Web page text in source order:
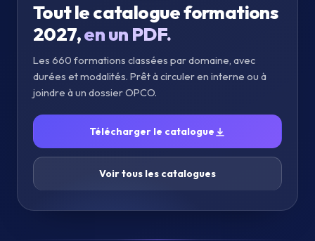
Tout le catalogue formations
2027,en un PDF.
Les 660 formations classées par domaine, avec
durées et modalités. Prêt à circuler en interne ou à
joindre à un dossier OPCO.
Télécharger le catalogue
Voir tous les catalogues